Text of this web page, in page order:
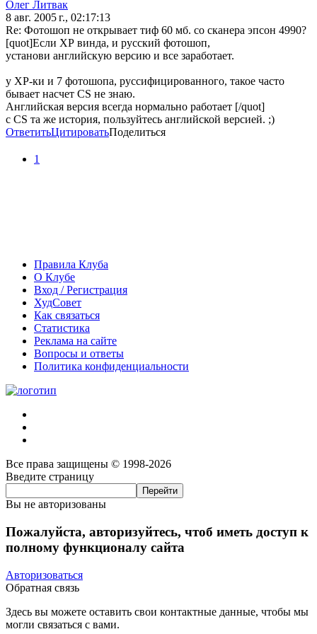
Олег Литвак
8 авг. 2005 г., 02:17:13
Re: Фотошоп не открывает тиф 60 мб. со сканера эпсон 4990?
[quot]Если ХР винда, и русский фотошоп,
установи английскую версию и все заработает.
у ХР-ки и 7 фотошопа, руссифицированного, такое часто
бывает насчет CS не знаю.
Английская версия всегда нормально работает [/quot]
с CS та же история, пользуйтесь английской версией. ;)
ОтветитьЦитироватьПоделиться
1
Правила Клуба
О Клубе
Вход / Регистрация
ХудСовет
Как связаться
Статистика
Реклама на сайте
Вопросы и ответы
Политика конфиденциальности
Все права защищены © 1998-2026
Введите страницу
Вы не авторизованы
Пожалуйста, авторизуйтесь, чтоб иметь доступ к
полному функционалу сайта
Авторизоваться
Обратная связь
Здесь вы можете оставить свои контактные данные, чтобы мы
могли связаться с вами.